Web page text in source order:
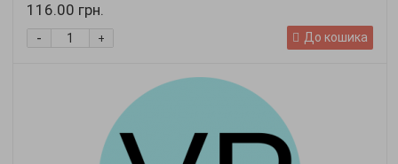
116.00 грн.
+
- До кошика